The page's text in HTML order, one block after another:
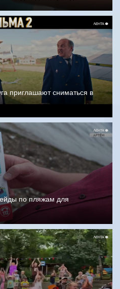
приглашают сниматься в
по пляжам для